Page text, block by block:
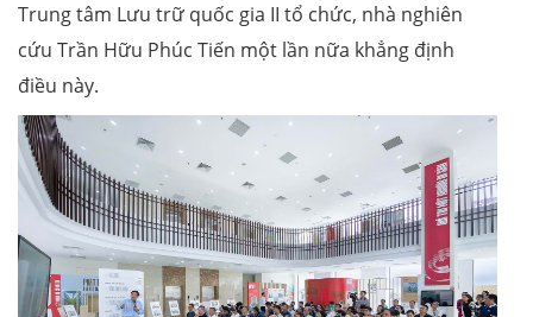
Trung tâm Lưu trữ quốc gia II tổ chức, nhà nghiên
cứu Trần Hữu Phúc Tiến một lần nữa khẳng định
điều này.